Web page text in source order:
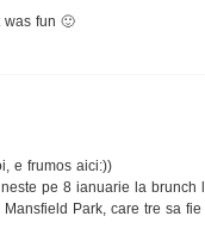
was fun 🙂
e frumos aici:))
pe 8 ianuarie la brunch
Park, care tre sa